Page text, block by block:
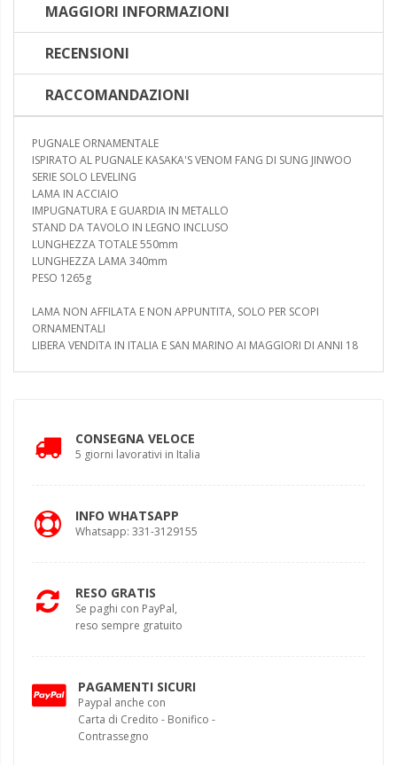
MAGGIORI INFORMAZIONI
RECENSIONI
RACCOMANDAZIONI
PUGNALE ORNAMENTALE
ISPIRATO AL PUGNALE KASAKA'S VENOM FANG DI SUNG JINWOO
SERIE SOLO LEVELING
LAMA IN ACCIAIO
IMPUGNATURA E GUARDIA IN METALLO
STAND DA TAVOLO IN LEGNO INCLUSO
LUNGHEZZA TOTALE 550mm
LUNGHEZZA LAMA 340mm
PESO 1265g
LAMA NON AFFILATA E NON APPUNTITA, SOLO PER SCOPI
ORNAMENTALI
LIBERA VENDITA IN ITALIA E SAN MARINO AI MAGGIORI DI ANNI 18
CONSEGNA VELOCE
5 giorni lavorativi in Italia
INFO WHATSAPP
Whatsapp: 331-3129155
RESO GRATIS
Se paghi con PayPal,
reso sempre gratuito
PAGAMENTI SICURI
Paypal anche con
Carta di Credito - Bonifico -
Contrassegno